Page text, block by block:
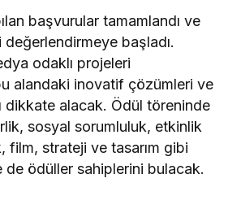
başvurular tamamlandı ve
başladı.
odaklı projeleri
alandaki inovatif çözümleri ve
dikkate alacak. Ödül töreninde
sosyal sorumluluk, etkinlik
film, strateji ve tasarım gibi
de ödüller sahiplerini bulacak.